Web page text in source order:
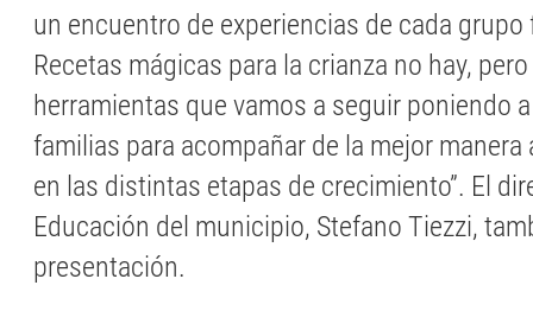
un encuentro de experiencias de cada
Recetas mágicas para la crianza no hay,
herramientas que vamos a seguir poniendo
familias para acompañar de la mejor
en las distintas etapas de crecimiento”. El
Educación del municipio, Stefano Tiezzi,
presentación.